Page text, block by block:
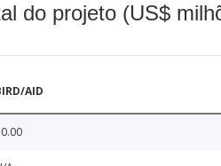
do projeto (US$
AID